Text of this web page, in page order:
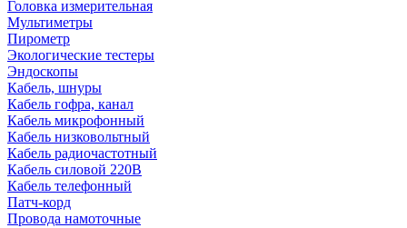
Головка измерительная
Мультиметры
Пирометр
Экологические тестеры
Эндоскопы
Кабель, шнуры
Кабель гофра, канал
Кабель микрофонный
Кабель низковольтный
Кабель радиочастотный
Кабель силовой 220В
Кабель телефонный
Патч-корд
Провода намоточные